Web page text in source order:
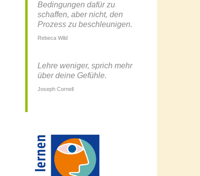
Bedingungen dafür zu
schaffen, aber nicht, den
Prozess zu beschleunigen.
Rebeca Wild
Lehre weniger, sprich mehr
über deine Gefühle.
Joseph Cornell